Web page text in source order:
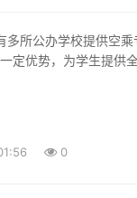
定优势，为学生提供
0